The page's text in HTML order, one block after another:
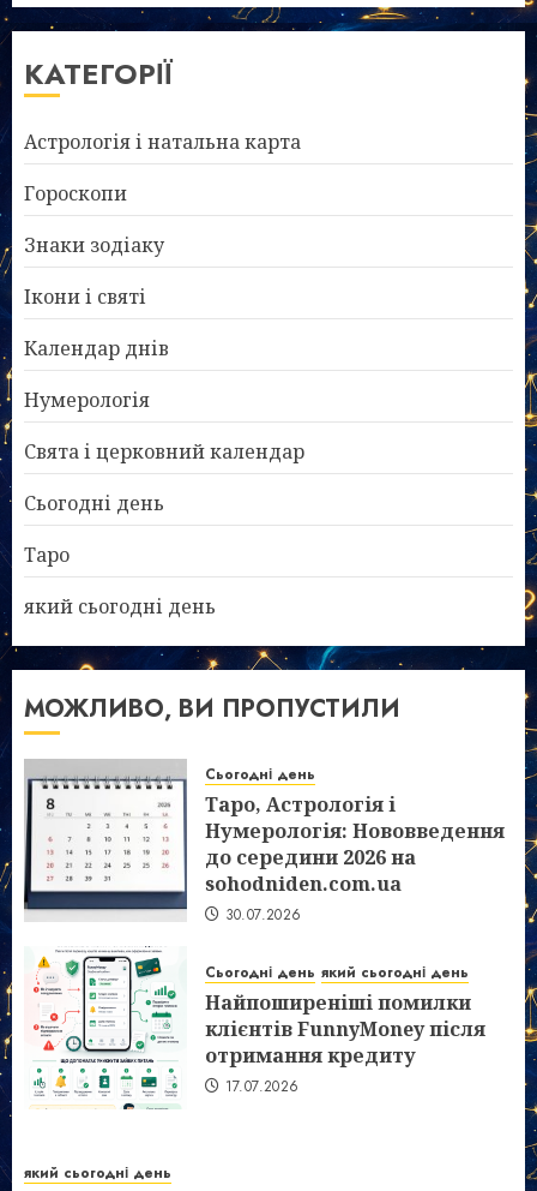
КАТЕГОРІЇ
Астрологія і натальна карта
Гороскопи
Знаки зодіаку
Ікони і святі
Календар днів
Нумерологія
Свята і церковний календар
Сьогодні день
Таро
який сьогодні день
МОЖЛИВО, ВИ ПРОПУСТИЛИ
Сьогодні день
Таро, Астрологія і
Нумерологія: Нововведення
до середини 2026 на
sohodniden.com.ua
30.07.2026
Сьогодні день який сьогодні день
Найпоширеніші помилки
клієнтів FunnyMoney після
отримання кредиту
17.07.2026
який сьогодні день